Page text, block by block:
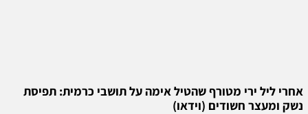
אחרי ליל ירי מטורף שהטיל אימה על תושבי כרמית: תפיסת
נשק ומעצר חשודים (וידאו)